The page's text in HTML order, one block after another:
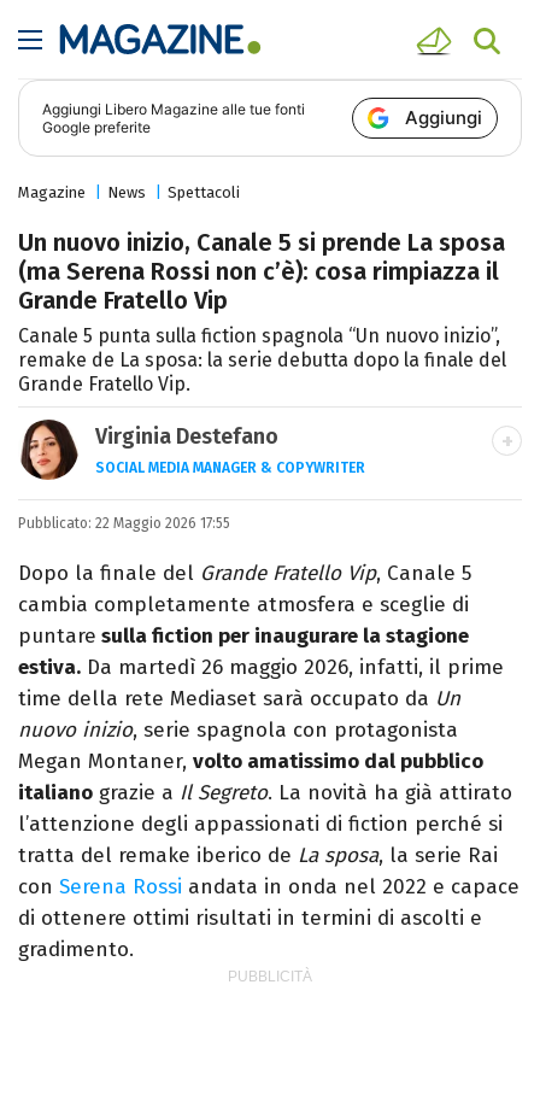
Aggiungi Libero Magazine alle tue fonti
Google preferite
Aggiungi
Magazine News Spettacoli
Un nuovo inizio, Canale 5 si prende La sposa
(ma Serena Rossi non c’è): cosa rimpiazza il
Grande Fratello Vip
Canale 5 punta sulla fiction spagnola “Un nuovo inizio”,
remake de La sposa: la serie debutta dopo la finale del
Grande Fratello Vip.
Virginia Destefano
SOCIAL MEDIA MANAGER & COPYWRITER
Una passione smisurata per le serie TV.
Laurea in Cinema, Televisione e New Media,
videomaking e scrittura sono il mio
passatempo preferito.
Pubblicato: 22 Maggio 2026 17:55
Dopo la finale del Grande Fratello Vip, Canale 5
cambia completamente atmosfera e sceglie di
puntare sulla fiction per inaugurare la stagione
estiva. Da martedì 26 maggio 2026, infatti, il prime
time della rete Mediaset sarà occupato da Un
nuovo inizio, serie spagnola con protagonista
Megan Montaner, volto amatissimo dal pubblico
italiano grazie a Il Segreto. La novità ha già attirato
l’attenzione degli appassionati di fiction perché si
tratta del remake iberico de La sposa, la serie Rai
con Serena Rossi andata in onda nel 2022 e capace
di ottenere ottimi risultati in termini di ascolti e
gradimento.